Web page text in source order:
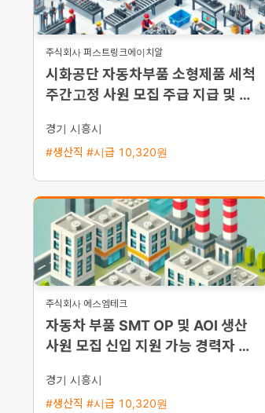
주식회사 퍼스트링크에이치알
시화공단 자동차부품 소형제품 세척
주간고정 사원 모집 주급 지급 및 즉
경기 시흥시
#생산직 #시급 10,320원
주식회사 에스엠테크
자동차 부품 SMT OP 및 AOI 생산
사원 모집 신입 지원 가능 경력자 우
경기 시흥시
#생산직 #시급 10,320원